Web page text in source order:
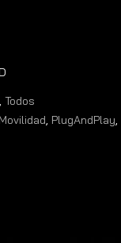
, Todos
Movilidad, PlugAndPlay,